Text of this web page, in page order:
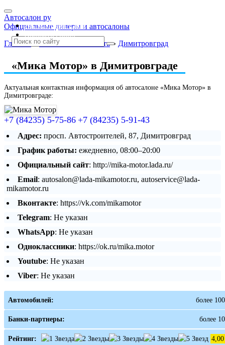
Автосалон ру
Официальные дилеры и автосалоны
Автосалоны Lada
Выбрать город
Главная » Ульяновская область » Димитровград
«Мика Мотор» в Димитровграде
Актуальная контактная информация об автосалоне «Мика Мотор» в
Димитровграде:
+7 (84235) 5-75-86 +7 (84235) 5-91-43
Адрес: просп. Автостроителей, 87, Димитровград
График работы: ежедневно, 08:00–20:00
Официальный сайт: http://mika-motor.lada.ru/
Email: autosalon@lada-mikamotor.ru, autoservice@lada-
mikamotor.ru
Вконтакте: https://vk.com/mikamotor
Telegram: Не указан
WhatsApp: Не указан
Одноклассники: https://ok.ru/mika.motor
Youtube: Не указан
Viber: Не указан
Автомобилей: более 100
Банки-партнеры: более 10
Рейтинг:
4,00